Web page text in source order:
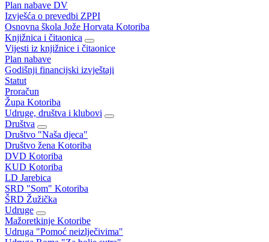
Plan nabave DV
Izvješća o prevedbi ZPPI
Osnovna škola Jože Horvata Kotoriba
Knjižnica i čitaonica
Vijesti iz knjižnice i čitaonice
Plan nabave
Godišnji financijski izvještaji
Statut
Proračun
Župa Kotoriba
Udruge, društva i klubovi
Društva
Društvo "Naša djeca"
Društvo žena Kotoriba
DVD Kotoriba
KUD Kotoriba
LD Jarebica
SRD "Som" Kotoriba
ŠRD Žužička
Udruge
Mažoretkinje Kotoribe
Udruga "Pomoć neizlječivima"